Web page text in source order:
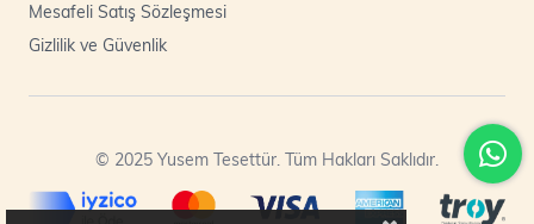
Mesafeli Satış Sözleşmesi
Gizlilik ve Güvenlik
© 2025 Yusem Tesettür. Tüm Hakları Saklıdır.